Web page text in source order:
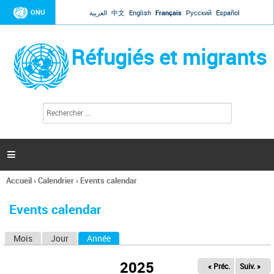
Jump to navigation
ONU العربية 中文 English Français Русский Español
Réfugiés et migrants
l
c
h
e

Vous
ici
Accueil›Calendrier› Events calendar
Events calendar
Mois Jour Année
2025 « Préc. Suiv. »